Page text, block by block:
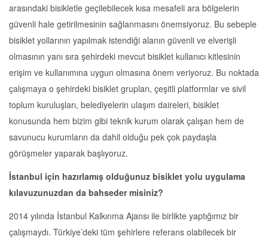
arasındaki bisikletle geçilebilecek kısa mesafeli ara bölgelerin
güvenli hale getirilmesinin sağlanmasını önemsiyoruz. Bu sebeple
bisiklet yollarının yapılmak istendiği alanın güvenli ve elverişli
olmasının yanı sıra şehirdeki mevcut bisiklet kullanıcı kitlesinin
erişim ve kullanımına uygun olmasına önem veriyoruz. Bu noktada
çalışmaya o şehirdeki bisiklet grupları, çeşitli platformlar ve sivil
toplum kuruluşları, belediyelerin ulaşım daireleri, bisiklet
konusunda hem bizim gibi teknik kurum olarak çalışan hem de
savunucu kurumların da dahil olduğu pek çok paydaşla
görüşmeler yaparak başlıyoruz.
İstanbul için hazırlamış olduğunuz bisiklet yolu uygulama
kılavuzunuzdan da bahseder misiniz?
2014 yılında İstanbul Kalkınma Ajansı ile birlikte yaptığımız bir
çalışmaydı. Türkiye’deki tüm şehirlere referans olabilecek bir